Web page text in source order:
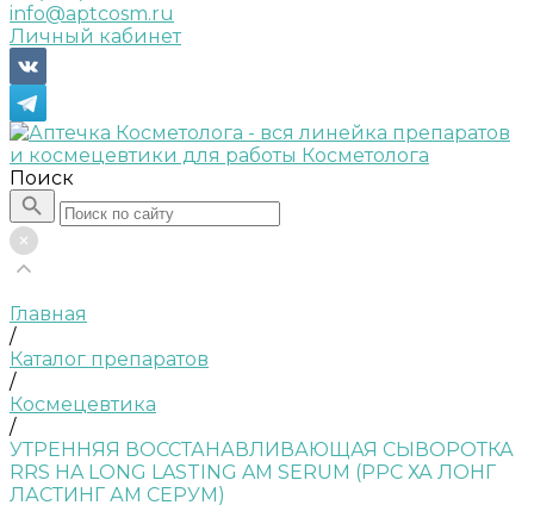
info@aptcosm.ru
Личный кабинет
Поиск
Главная
/
Каталог препаратов
/
Космецевтика
/
УТРЕННЯЯ ВОССТАНАВЛИВАЮЩАЯ СЫВОРОТКА
RRS HA LONG LASTING AM SERUM (РРС ХА ЛОНГ
ЛАСТИНГ АМ СЕРУМ)